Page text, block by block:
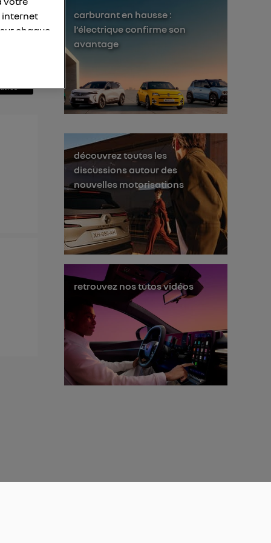
carburant en hausse :
l’électrique confirme son
avantage
découvrez toutes les
discussions autour des
nouvelles motorisations
retrouvez nos tutos vidéos
internet
chaque
adresse
même